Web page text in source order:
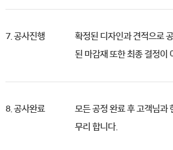
7. 공사진행
확정된 디자인과 견적으로
된 마감재 또한 최종 결정이
8. 공사완료
모든 공정 완료 후 고객님과
무리 합니다.